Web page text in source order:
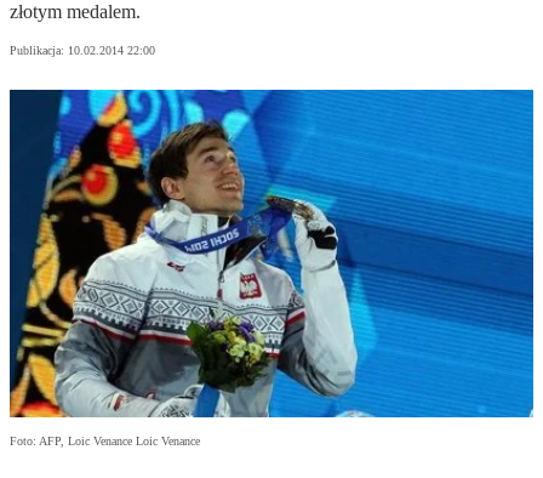
złotym medalem.
Publikacja: 10.02.2014 22:00
Foto: AFP, Loic Venance Loic Venance